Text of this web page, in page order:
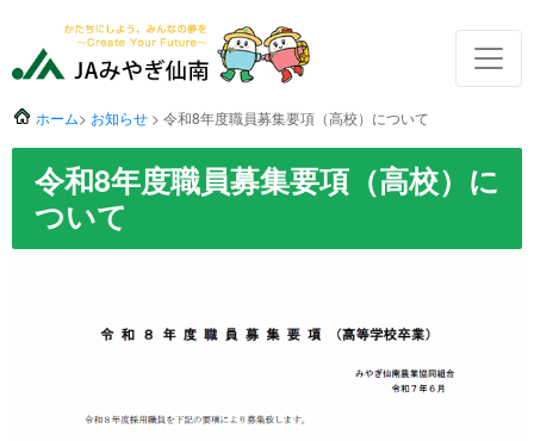
ホーム> お知らせ > 令和8年度職員募集要項（高校）について
令和8年度職員募集要項（高校）に
ついて